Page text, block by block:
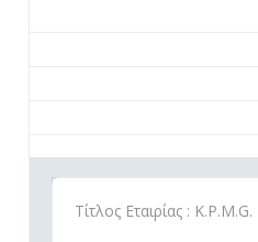
Τίτλος Εταιρίας :